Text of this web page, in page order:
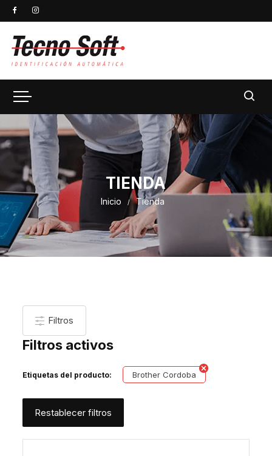
TIENDA
Inicio Tienda
Filtros
Filtros activos
Etiquetas del producto: Brother Cordoba
Restablecer filtros